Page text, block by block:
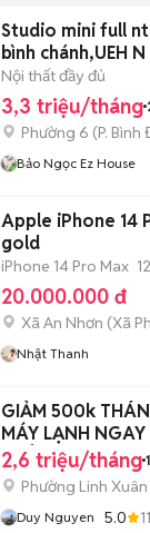
Studio mini full
bình chánh,UEH N
Nội thất đầy đủ
3,3 triệu/tháng
Phường 6 (P.
Bảo Ngọc Ez House
Apple iPhone 14
gold
iPhone 14 Pro Max
20.000.000 đ
Xã An Nhơn (Xã
Nhật Thanh
GIẢM 500k
MÁY LẠNH
XUÂN
2,6 triệu/tháng
Phường Linh
Duy Nguyen 5.0